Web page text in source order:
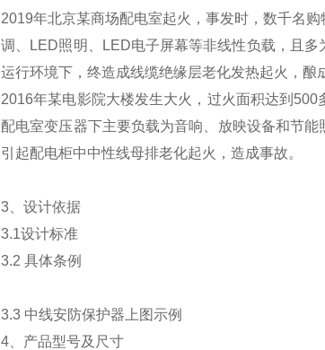
2019年北京某商场配电室起火，事发时，数千名购
调、LED照明、LED电子屏幕等非线性负载，且多
运行环境下，终造成线缆绝缘层老化发热起火，酿
2016年某电影院大楼发生大火，过火面积达到500
配电室变压器下主要负载为音响、放映设备和节能
引起配电柜中中性线母排老化起火，造成事故。
3、设计依据
3.1设计标准
3.2 具体条例
3.3 中线安防保护器上图示例
4、产品型号及尺寸